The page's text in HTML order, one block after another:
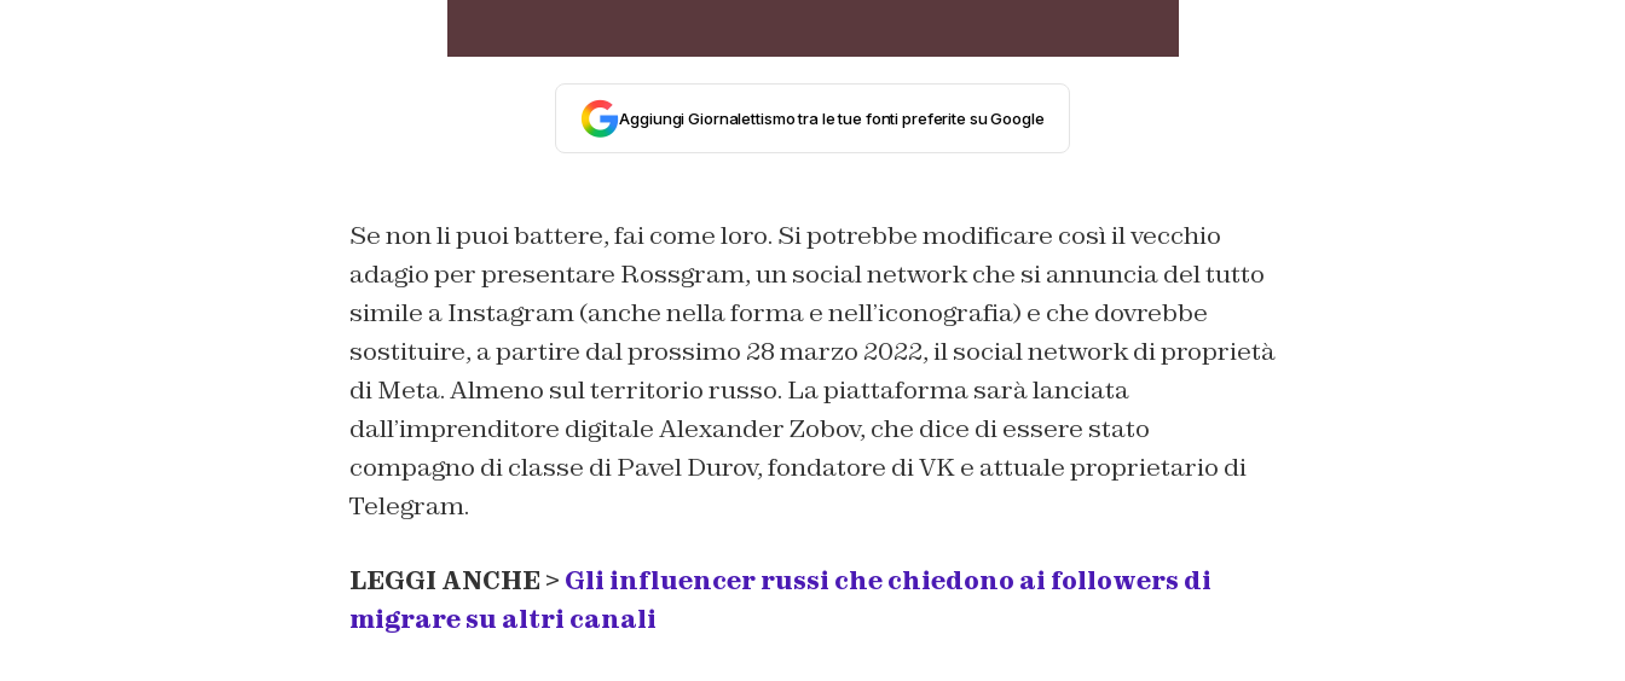
Aggiungi Giornalettismo tra le tue fonti preferite su Google
Se non li puoi battere, fai come loro. Si potrebbe modificare così il vecchio
adagio per presentare Rossgram, un social network che si annuncia del tutto
simile a Instagram (anche nella forma e nell’iconografia) e che dovrebbe
sostituire, a partire dal prossimo 28 marzo 2022, il social network di proprietà
di Meta. Almeno sul territorio russo. La piattaforma sarà lanciata
dall’imprenditore digitale Alexander Zobov, che dice di essere stato
compagno di classe di Pavel Durov, fondatore di VK e attuale proprietario di
Telegram.
LEGGI ANCHE > Gli influencer russi che chiedono ai followers di
migrare su altri canali